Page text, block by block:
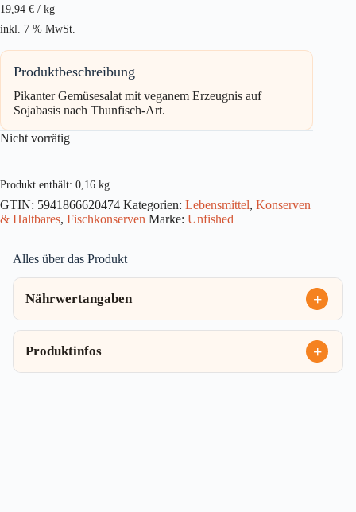
19,94 € / kg
inkl. 7 % MwSt.
Produktbeschreibung
Pikanter Gemüsesalat mit veganem Erzeugnis auf
Sojabasis nach Thunfisch-Art.
Nicht vorrätig
Produkt enthält: 0,16 kg
GTIN: 5941866620474 Kategorien: Lebensmittel, Konserven
& Haltbares, Fischkonserven Marke: Unfished
Alles über das Produkt
Nährwertangaben
Produktinfos